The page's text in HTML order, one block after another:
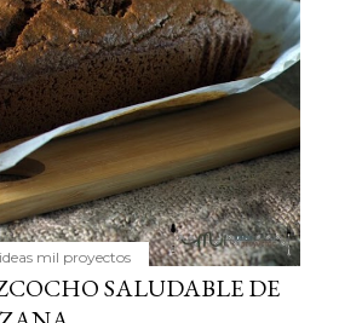
mil proyectos
SALUDABLE DE